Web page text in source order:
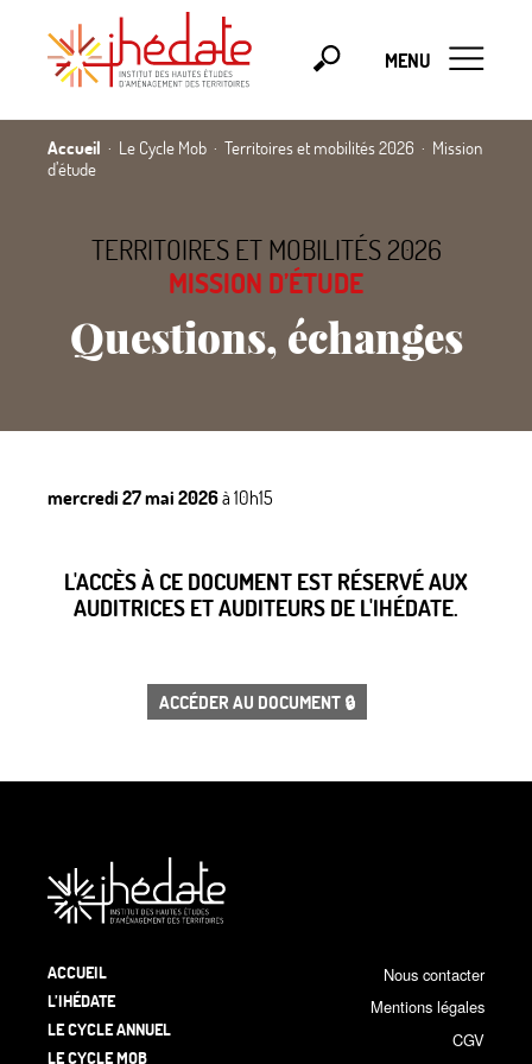
MENU
Accueil Le Cycle Mob Territoires et mobilités 2026
Mission
d’étude
TERRITOIRES ET MOBILITÉS 2026
MISSION D’ÉTUDE
Questions, échanges
mercredi 27 mai 2026à 10h15
L'ACCÈS À CE DOCUMENT EST RÉSERVÉ AUX
AUDITRICES ET AUDITEURS DE L'IHÉDATE.
ACCÉDER AU DOCUMENT 🔒
ACCUEIL
L’IHÉDATE
LE CYCLE ANNUEL
LE CYCLE MOB
Nous contacter
Mentions légales
CGV